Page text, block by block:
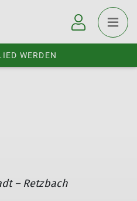
WERDEN
– Retzbach